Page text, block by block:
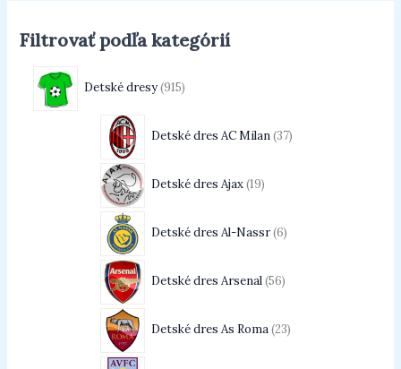
Filtrovať podľa kategórií
Detské dresy 915
Detské dres AC Milan 37
Detské dres Ajax 19
Detské dres Al-Nassr 6
Detské dres Arsenal 56
Detské dres As Roma 23